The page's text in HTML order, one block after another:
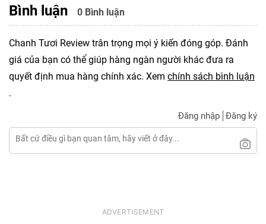
Bình luận 0 Bình luận
Chanh Tươi Review trân trọng mọi ý kiến đóng góp. Đánh
giá của bạn có thể giúp hàng ngàn người khác đưa ra
quyết định mua hàng chính xác. Xem chính sách bình luận
.
Đăng nhập Đăng ký